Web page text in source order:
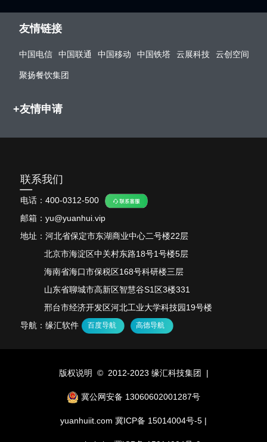
友情链接
中国电信 中国联通 中国移动 中国铁塔 云展科技 云创空间
聚扬餐饮集团
+友情申请
联系我们
电话：400-0312-500
邮箱：yu@yuanhui.vip
地址：河北省保定市东湖商业中心二号楼22层
北京市海淀区中关村东路18号1号楼5层
海南省海口市保税区168号科研楼三层
山东省聊城市高新区智慧谷S1区3楼331
邢台市经济开发区河北工业大学科技园19号楼
导航：缘汇软件
百度导航 高德导航
版权说明 © 2012-2023 缘汇科技集团 |
冀公网安备 13060602001287号
yuanhuiit.com 冀ICP备 15014004号-5 |